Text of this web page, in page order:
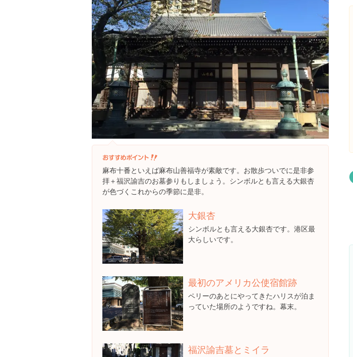
麻布十番といえば麻布山善福寺が素敵です。お散歩ついでに是非参
拝＋福沢諭吉のお墓参りもしましょう。シンボルとも言える大銀杏
が色づくこれからの季節に是非。
大銀杏
シンボルとも言える大銀杏です。港区最
大らしいです。
最初のアメリカ公使宿館跡
ペリーのあとにやってきたハリスが泊ま
っていた場所のようですね。幕末。
福沢諭吉墓とミイラ